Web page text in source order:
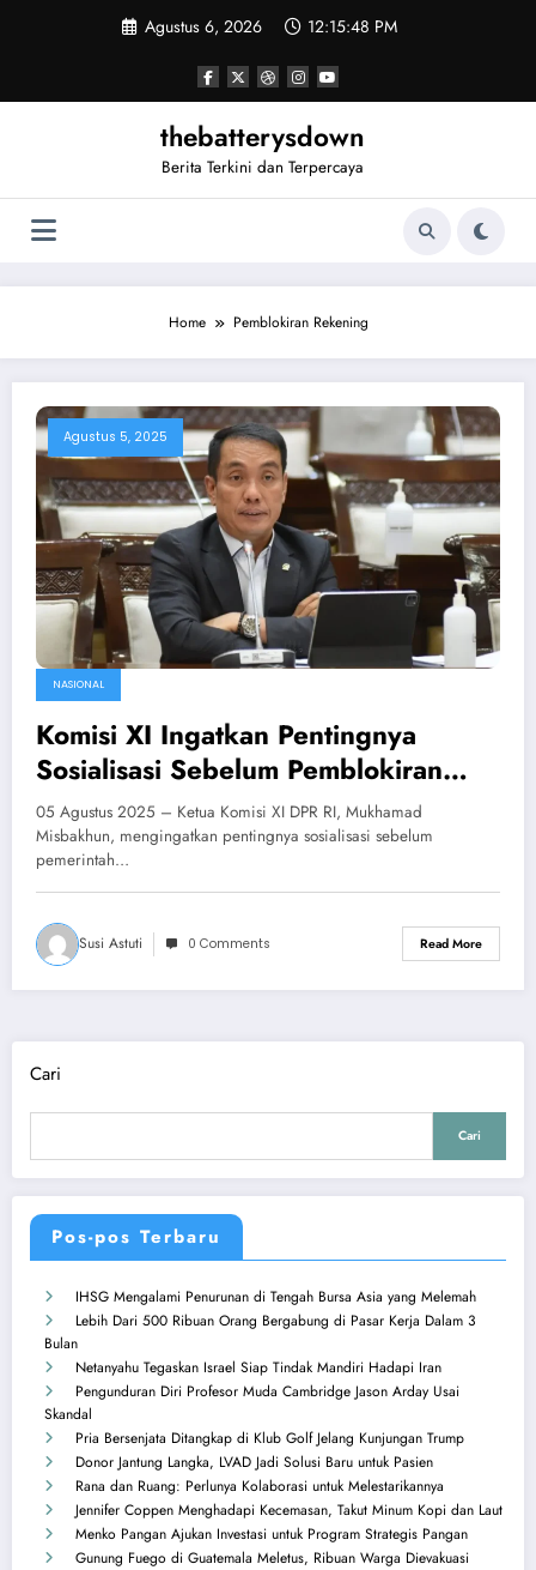
Agustus 6, 2026 12:15:48 PM
thebatterysdown
Berita Terkini dan Terpercaya
Home Pemblokiran Rekening
Agustus 5, 2025
NASIONAL
Komisi XI Ingatkan Pentingnya
Sosialisasi Sebelum Pemblokiran
Rekening
05 Agustus 2025 – Ketua Komisi XI DPR RI, Mukhamad
Misbakhun, mengingatkan pentingnya sosialisasi sebelum
pemerintah…
Susi Astuti 0 Comments Read More
Cari
Cari
Pos-pos Terbaru
IHSG Mengalami Penurunan di Tengah Bursa Asia yang Melemah
Lebih Dari 500 Ribuan Orang Bergabung di Pasar Kerja Dalam 3
Bulan
Netanyahu Tegaskan Israel Siap Tindak Mandiri Hadapi Iran
Pengunduran Diri Profesor Muda Cambridge Jason Arday Usai
Skandal
Pria Bersenjata Ditangkap di Klub Golf Jelang Kunjungan Trump
Donor Jantung Langka, LVAD Jadi Solusi Baru untuk Pasien
Rana dan Ruang: Perlunya Kolaborasi untuk Melestarikannya
Jennifer Coppen Menghadapi Kecemasan, Takut Minum Kopi dan Laut
Menko Pangan Ajukan Investasi untuk Program Strategis Pangan
Gunung Fuego di Guatemala Meletus, Ribuan Warga Dievakuasi